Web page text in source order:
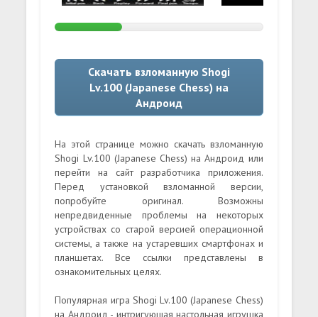
Скачать взломанную Shogi
Lv.100 (Japanese Chess) на
Андроид
На этой странице можно скачать взломанную
Shogi Lv.100 (Japanese Chess) на Андроид или
перейти на сайт разработчика приложения.
Перед установкой взломанной версии,
попробуйте оригинал. Возможны
непредвиденные проблемы на некоторых
устройствах со старой версией операционной
системы, а также на устаревших смартфонах и
планшетах. Все ссылки представлены в
ознакомительных целях.
Популярная игра Shogi Lv.100 (Japanese Chess)
на Андроид - интригующая настольная игрушка